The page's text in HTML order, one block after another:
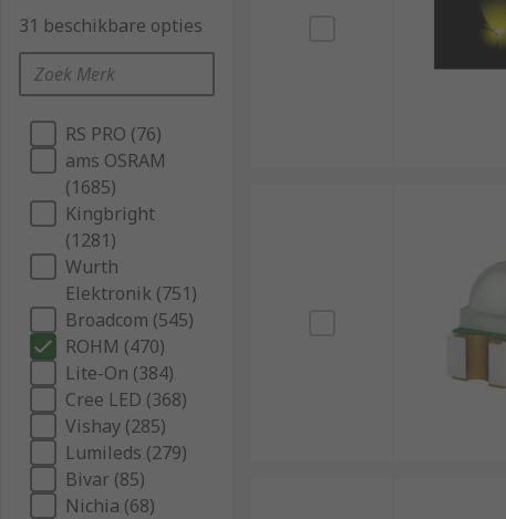
31 beschikbare opties
RS PRO (76)
ams OSRAM
(1685)
Kingbright
(1281)
Wurth
Elektronik (751)
Broadcom (545)
ROHM (470)
Lite-On (384)
Cree LED (368)
Vishay (285)
Lumileds (279)
Bivar (85)
Nichia (68)